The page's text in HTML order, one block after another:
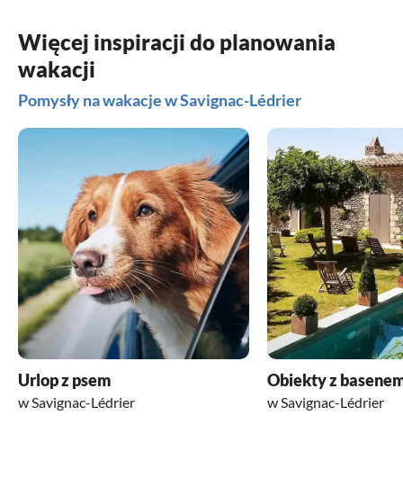
Więcej inspiracji do planowania
wakacji
Pomysły na wakacje w Savignac-Lédrier
Urlop z psem
w Savignac-Lédrier
Obiekty z
w Savignac-Lédrier